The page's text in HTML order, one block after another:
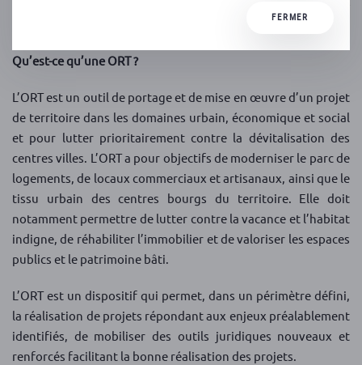
Qu’est-ce qu’une ORT ?
L’ORT est un outil de portage et de mise en œuvre d’un projet
de territoire dans les domaines urbain, économique et social
et pour lutter prioritairement contre la dévitalisation des
centres villes. L’ORT a pour objectifs de moderniser le parc de
logements, de locaux commerciaux et artisanaux, ainsi que le
tissu urbain des centres bourgs du territoire. Elle doit
notamment permettre de lutter contre la vacance et l’habitat
indigne, de réhabiliter l’immobilier et de valoriser les espaces
publics et le patrimoine bâti.
L’ORT est un dispositif qui permet, dans un périmètre défini,
la réalisation de projets répondant aux enjeux préalablement
identifiés, de mobiliser des outils juridiques nouveaux et
renforcés facilitant la bonne réalisation des projets.
FERMER